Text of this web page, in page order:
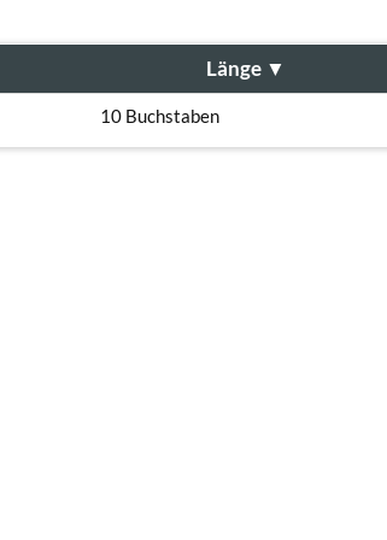
Länge ▼
10 Buchstaben